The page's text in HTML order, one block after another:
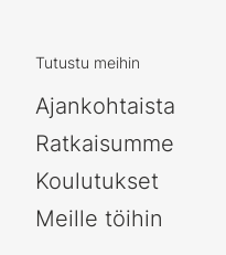
Tutustu meihin
Ajankohtaista
Ratkaisumme
Koulutukset
Meille töihin